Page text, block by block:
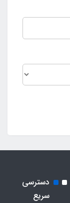
دسترسی
سریع